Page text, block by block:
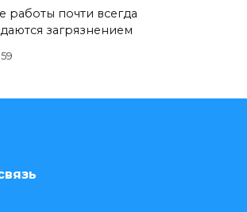
работы почти всегда
загрязнением